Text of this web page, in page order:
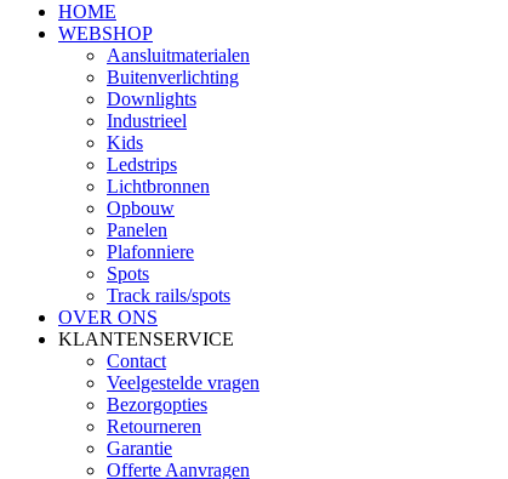
HOME
WEBSHOP
Aansluitmaterialen
Buitenverlichting
Downlights
Industrieel
Kids
Ledstrips
Lichtbronnen
Opbouw
Panelen
Plafonniere
Spots
Track rails/spots
OVER ONS
KLANTENSERVICE
Contact
Veelgestelde vragen
Bezorgopties
Retourneren
Garantie
Offerte Aanvragen